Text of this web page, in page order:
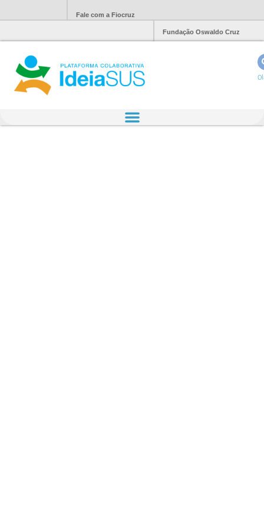
Fale com a Fiocruz
Fundação Oswaldo Cruz